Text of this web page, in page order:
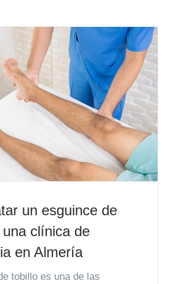
un esguince de
clínica de
en Almería
tobillo es una de las